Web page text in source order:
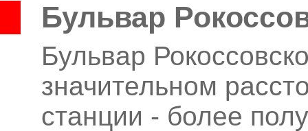
Бульвар
Бульвар
значительном
станции - более